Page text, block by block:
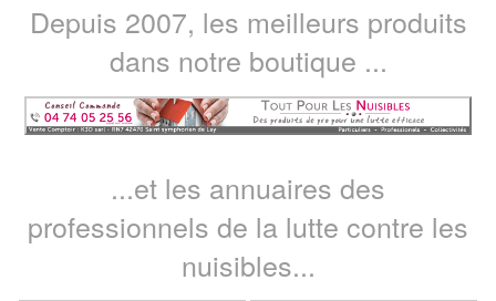
Depuis 2007, les meilleurs produits
dans notre boutique ...
...et les annuaires des
professionnels de la lutte contre les
nuisibles...